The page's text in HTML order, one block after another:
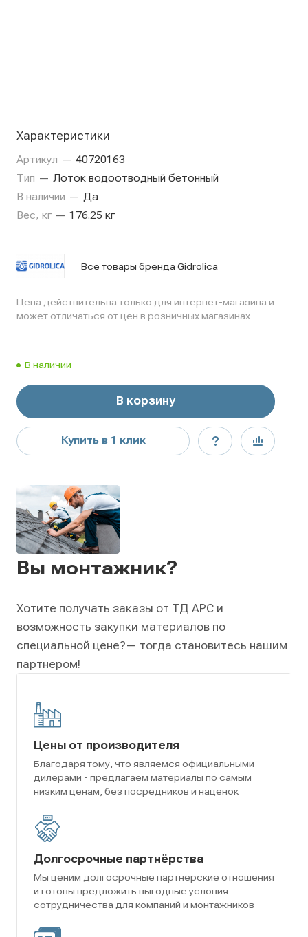
Характеристики
Артикул — 40720163
Тип — Лоток водоотводный бетонный
В наличии — Да
Вес, кг — 176.25 кг
Все товары бренда Gidrolica
Цена действительна только для интернет-магазина и
может отличаться от цен в розничных магазинах
В наличии
В корзину
Купить в 1 клик
Вы монтажник?
Хотите получать заказы от ТД АРС и
возможность закупки материалов по
специальной цене?— тогда становитесь нашим
партнером!
Цены от производителя
Благодаря тому, что являемся официальными
дилерами - предлагаем материалы по самым
низким ценам, без посредников и наценок
Долгосрочные партнёрства
Мы ценим долгосрочные партнерские отношения
и готовы предложить выгодные условия
сотрудничества для компаний и монтажников